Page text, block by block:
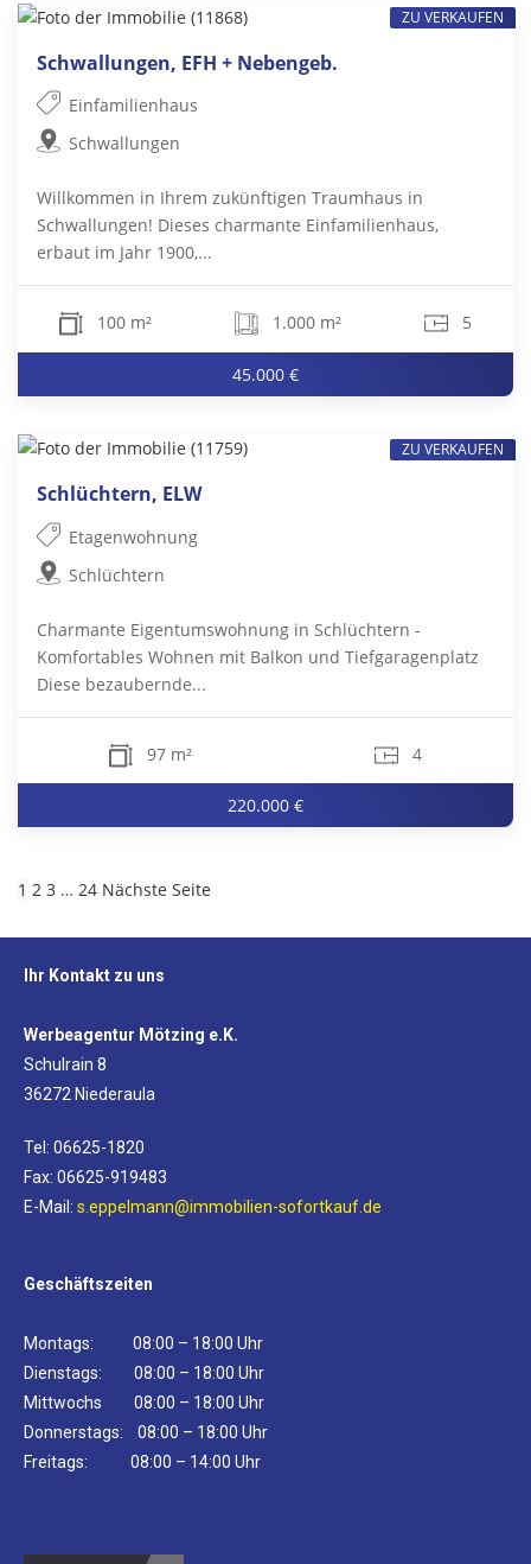
Schwallungen, EFH + Nebengeb.
Einfamilienhaus
Schwallungen
Willkommen in Ihrem zukünftigen Traumhaus in
Schwallungen! Dieses charmante Einfamilienhaus,
erbaut im Jahr 1900,...
100 m² 1.000 m² 5
45.000 €
ZU VERKAUFEN
Schlüchtern, ELW
Etagenwohnung
Schlüchtern
Charmante Eigentumswohnung in Schlüchtern -
Komfortables Wohnen mit Balkon und Tiefgaragenplatz
Diese bezaubernde...
97 m² 4
220.000 €
ZU VERKAUFEN
1 2 3 … 24 Nächste Seite
Ihr Kontakt zu uns
Werbeagentur Mötzing e.K.
Schulrain 8
36272 Niederaula
Tel: 06625-1820
Fax: 06625-919483
E-Mail: s.eppelmann@immobilien-sofortkauf.de
Geschäftszeiten
Montags: 08:00 – 18:00 Uhr
Dienstags: 08:00 – 18:00 Uhr
Mittwochs 08:00 – 18:00 Uhr
Donnerstags: 08:00 – 18:00 Uhr
Freitags: 08:00 – 14:00 Uhr